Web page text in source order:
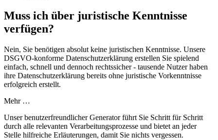
Muss ich über juristische Kenntnisse
verfügen?
Nein, Sie benötigen absolut keine juristischen Kenntnisse. Unsere
DSGVO-konforme Datenschutzerklärung erstellen Sie spielend
einfach, schnell und dennoch rechtssicher - tausende Nutzer haben
ihre Datenschutzerklärung bereits ohne juristische Vorkenntnisse
erfolgreich erstellt.
Mehr …
Unser benutzerfreundlicher Generator führt Sie Schritt für Schritt
durch alle relevanten Verarbeitungsprozesse und bietet an jeder
Stelle hilfreiche Erläuterungen, damit Sie nichts vergessen.